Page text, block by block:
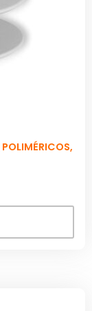
POLIMÉRICOS,